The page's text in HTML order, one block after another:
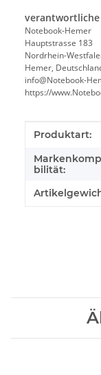
verantwortliche
Notebook-Hemer
Hauptstrasse 183
Nordrhein-
Hemer,
info@Notebook-
https://
Wert
Produktart:
bilität: